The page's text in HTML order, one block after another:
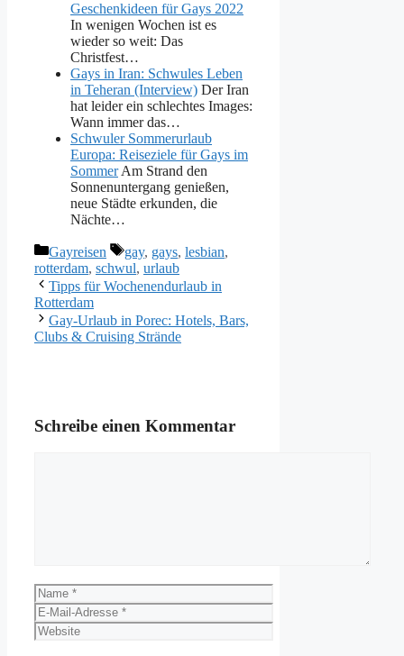
Geschenkideen für Gays 2022
In wenigen Wochen ist es
wieder so weit: Das
Christfest…
Gays in Iran: Schwules Leben
in Teheran (Interview) Der Iran
hat leider ein schlechtes Images:
Wann immer das…
Schwuler Sommerurlaub
Europa: Reiseziele für Gays im
SommerAm Strand den
Sonnenuntergang genießen,
neue Städte erkunden, die
Nächte…
Kategorien
Gayreisen Schlagwörter
gay, gays, lesbian,
rotterdam, schwul, urlaub
Tipps für Wochenendurlaub in
Rotterdam
Gay-Urlaub in Porec: Hotels, Bars,
Clubs & Cruising Strände
Schreibe einen Kommentar
Name
E-
Mail-
Adresse
Website